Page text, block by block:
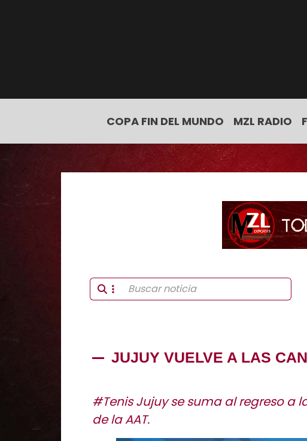
COPA FIN DEL MUNDO MZL RADIO
JUJUY VUELVE A LAS
#Tenis Jujuy se suma al regreso a
de la AAT.